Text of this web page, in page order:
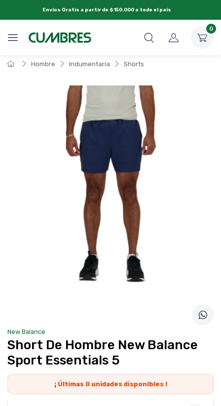
Envíos Gratis a partir de $150.000 a todo el país
0
Hombre Indumentaria Shorts
New Balance
Short De Hombre New Balance
Sport Essentials 5
¡ Últimas 0unidades disponibles !